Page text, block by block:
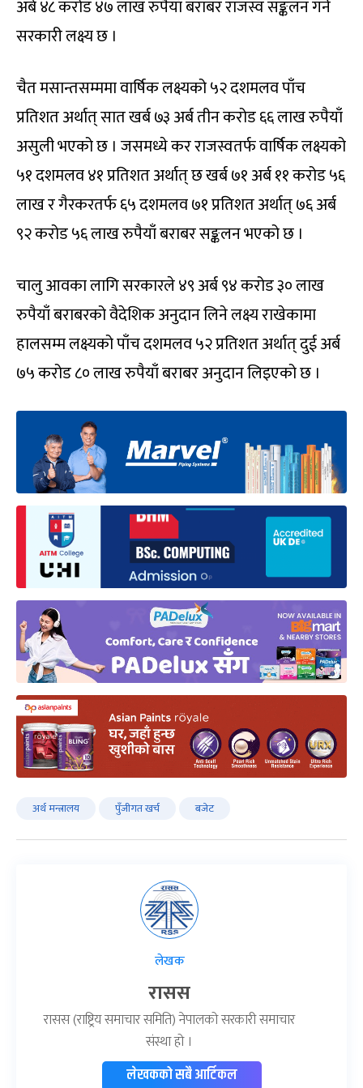
अर्ब ४८ करोड ४७ लाख रुपैयाँ बराबर राजस्व सङ्कलन गर्ने
सरकारी लक्ष्य छ ।
चैत मसान्तसम्ममा वार्षिक लक्ष्यको ५२ दशमलव पाँच
प्रतिशत अर्थात् सात खर्ब ७३ अर्ब तीन करोड ६६ लाख रुपैयाँ
असुली भएको छ । जसमध्ये कर राजस्वतर्फ वार्षिक लक्ष्यको
५१ दशमलव ४१ प्रतिशत अर्थात् छ खर्ब ७१ अर्ब ११ करोड ५६
लाख र गैरकरतर्फ ६५ दशमलव ७१ प्रतिशत अर्थात् ७६ अर्ब
९२ करोड ५६ लाख रुपैयाँ बराबर सङ्कलन भएको छ ।
चालु आवका लागि सरकारले ४९ अर्ब ९४ करोड ३० लाख
रुपैयाँ बराबरको वैदेशिक अनुदान लिने लक्ष्य राखेकामा
हालसम्म लक्ष्यको पाँच दशमलव ५२ प्रतिशत अर्थात् दुई अर्ब
७५ करोड ८० लाख रुपैयाँ बराबर अनुदान लिइएको छ ।
अर्थ मन्त्रालय पुँजीगत खर्च बजेट
लेखक
रासस
रासस (राष्ट्रिय समाचार समिति) नेपालको सरकारी समाचार
संस्था हो ।
लेखकको सबै आर्टिकल